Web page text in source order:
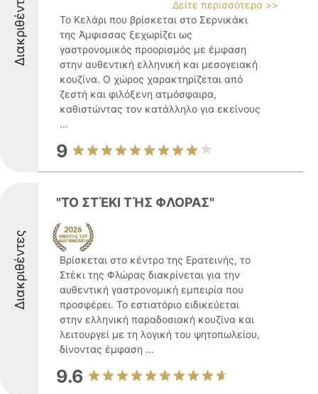
Διακριθέντες
Δείτε περισσότερα >>
Το Κελάρι που βρίσκεται στο Σερνικάκι
της Άμφισσας ξεχωρίζει ως
γαστρονομικός προορισμός με έμφαση
στην αυθεντική ελληνική και μεσογειακή
κουζίνα. Ο χώρος χαρακτηρίζεται από
ζεστή και φιλόξενη ατμόσφαιρα,
καθιστώντας τον κατάλληλο για εκείνους
...
9
Διακριθέντες
"ΤΟ ΣΤΈΚΙ ΤΉΣ ΦΛΟΡΑΣ"
Βρίσκεται στο κέντρο της Ερατεινής, το
Στέκι της Φλώρας διακρίνεται για την
αυθεντική γαστρονομική εμπειρία που
προσφέρει. Το εστιατόριο ειδικεύεται
στην ελληνική παραδοσιακή κουζίνα και
λειτουργεί με τη λογική του ψητοπωλείου,
δίνοντας έμφαση ...
9.6